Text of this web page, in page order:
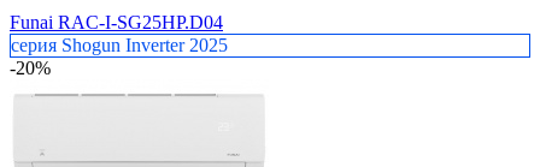
Funai RAC-I-SG25HP.D04
серия Shogun Inverter 2025
-20%